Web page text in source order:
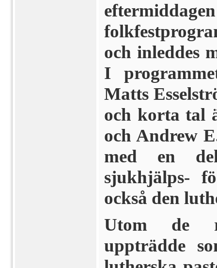
och inleddes
I
Matts
och korta tal
och Andrew
med en
sjukhjälps-
också den
Utom de
uppträdde